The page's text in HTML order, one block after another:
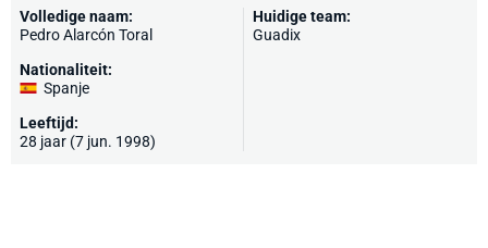
Volledige naam:
Pedro Alarcón Toral
Nationaliteit:
Spanje
Leeftijd:
28 jaar (7 jun. 1998)
Huidige team:
Guadix